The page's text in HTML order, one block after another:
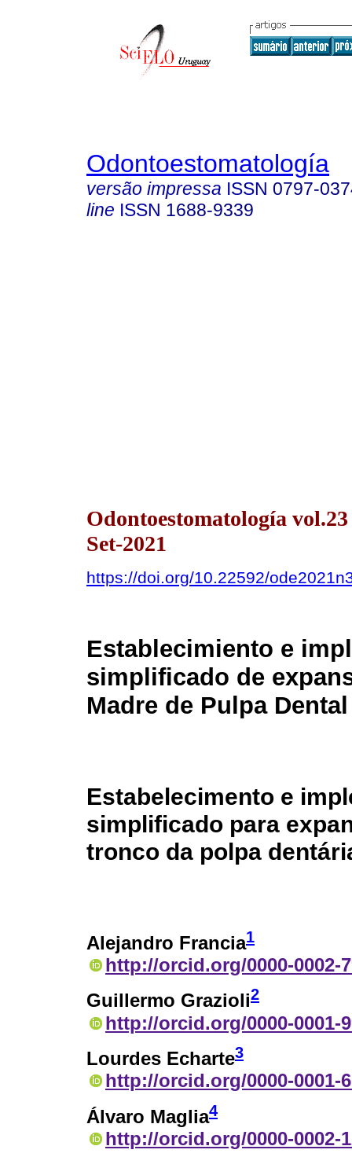
Odontoestomatología
versão impressa ISSN 0797-
line ISSN 1688-9339
Odontoestomatología
Set-2021
https://doi.org/10.22592/
Establecimiento e
simplificado de
Madre de Pulpa
Estabelecimento e
simplificado para
tronco da polpa
Alejandro Francia1
http://orcid.org/0000-0002-
Guillermo Grazioli2
http://orcid.org/0000-0001-
Lourdes Echarte3
http://orcid.org/0000-0001-
Álvaro Maglia4
http://orcid.org/0000-0002-